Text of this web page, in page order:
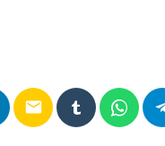
email